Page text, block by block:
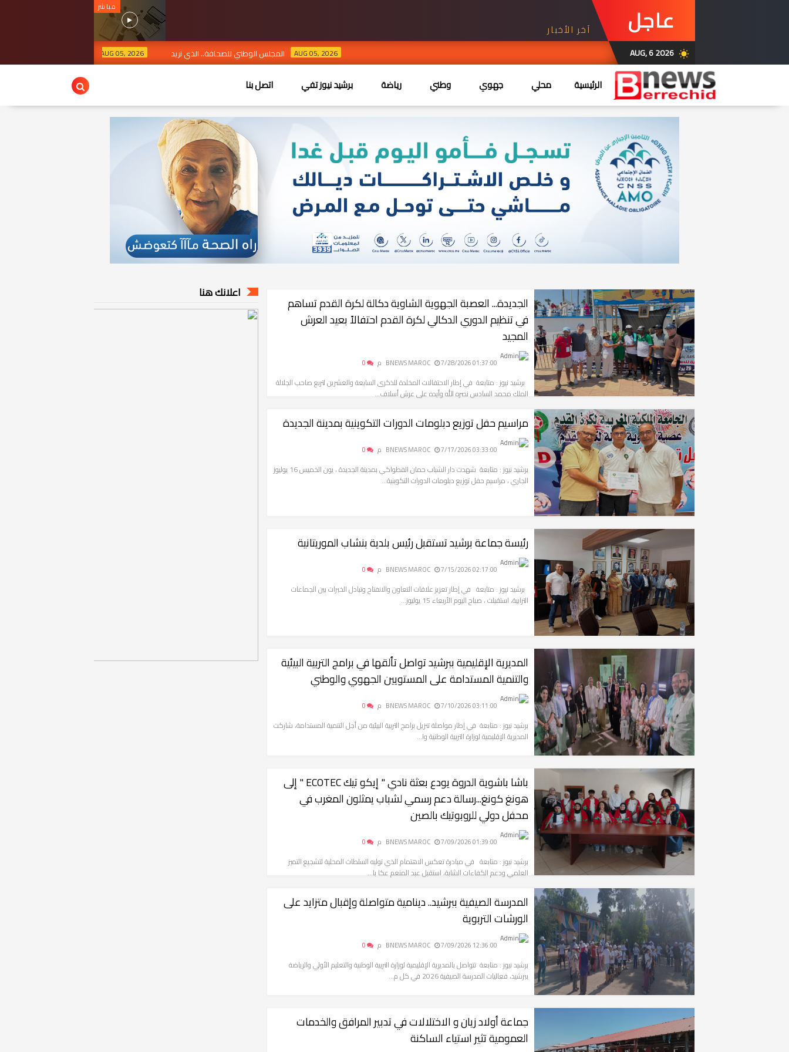
عاجل آخر الأخبار
مباشر
wb_sunny
AUG, 6 2026 المجلس الوطني للصحافة.. الذي نريد AUG 05, 2026 شرطي يستعمل سلاحه الوظيفي لتوقيف شخص يبلغ من العمر 28 سنة، عرض حياة
الرئيسية محلي جهوي وطني رياضة برشيد نيوز تفي اتصل بنا
الجديدة... العصبة الجهوية الشاوية دكالة لكرة القدم تساهم
في تنظيم الدوري الدكالي لكرة القدم احتفالاً بعيد العرش
المجيد
BNEWS MAROC 7/28/2026 01:37:00 م
برشيد نيوز : متابعة في إطار الاحتفالات المخلدة للذكرى السابعة والعشرين لتربع صاحب الجلالة
الملك محمد السادس نصره الله وأيده على عرش أسلاف...
مراسيم حفل توزيع دبلومات الدورات التكوينية بمدينة الجديدة
BNEWS MAROC 7/17/2026 03:33:00 م
برشيد نيوز : متابعة شهدت دار الشباب حمان الفطواكي بمدينة الجديدة ، يون الخميس 16 يوليوز
الجاري ، مراسيم حفل توزيع دبلومات الدورات التكوينية...
رئيسة جماعة برشيد تستقبل رئيس بلدية بنشاب الموريتانية
BNEWS MAROC 7/15/2026 02:17:00 م
برشيد نيوز : متابعة في إطار تعزيز علاقات التعاون والانفتاح وتبادل الخبرات بين الجماعات
الترابية، استقبلت ، صباح اليوم الأربعاء 15 يوليوز...
المديرية الإقليمية ببرشيد تواصل تألقها في برامج التربية البيئية
والتنمية المستدامة على المستويين الجهوي والوطني
BNEWS MAROC 7/10/2026 03:11:00 م
برشيد نيوز : متابعة في إطار مواصلة تنزيل برامج التربية البيئية من أجل التنمية المستدامة، شاركت
المديرية الإقليمية لوزارة التربية الوطنية وا...
باشا باشوية الدروة يودع بعثة نادي " إيكو تيك ECOTEC " إلى
هونغ كونغ...رسالة دعم رسمي لشباب يمثلون المغرب في
محفل دولي للروبوتيك بالصين
BNEWS MAROC 7/09/2026 01:39:00 م
برشيد نيوز : متابعة في مبادرة تعكس الاهتمام الذي توليه السلطات المحلية لتشجيع التميز
العلمي ودعم الكفاءات الشابة، استقبل عبد المنعم عكا با...
المدرسة الصيفية ببرشيد.. دينامية متواصلة وإقبال متزايد على
الورشات التربوية
BNEWS MAROC 7/09/2026 12:36:00 م
برشيد نيوز : متابعة تتواصل بالمديرية الإقليمية لوزارة التربية الوطنية والتعليم الأولي والرياضة
ببرشيد، فعاليات المدرسة الصيفية 2026 في كل م...
جماعة أولاد زيان و الاختلالات في تدبير المرافق والخدمات
العمومية تثير استياء الساكنة
اعلانك هنا